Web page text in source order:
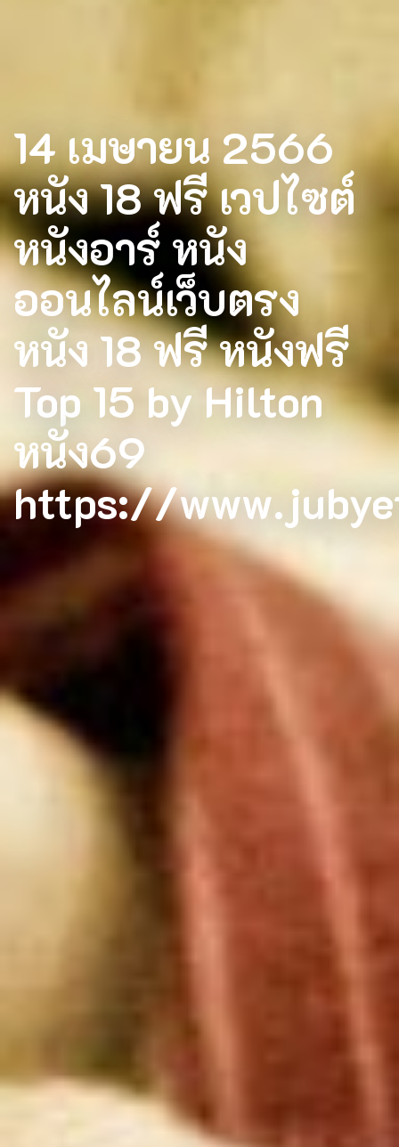
14 เมษายน 2566
หนัง 18 ฟรี เวปไซต์
หนังอาร์ หนัง
ออนไลน์เว็บตรง
หนัง 18 ฟรี หนังฟรี
Top 15 by Hilton
หนัง69
https://